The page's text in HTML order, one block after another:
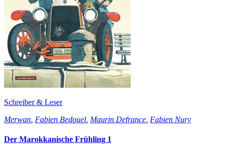
Schreiber & Leser
Merwan Fabien Bedouel Maurin Defrance Fabien Nury
Der Marokkanische Frühling 1